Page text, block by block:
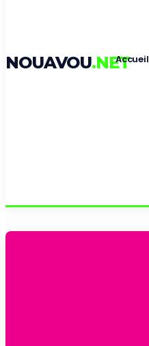
NOUAVOU.NETAccueil